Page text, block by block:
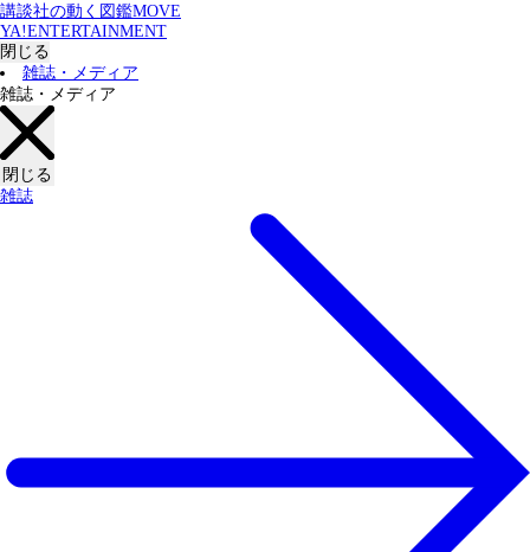
講談社の動く図鑑MOVE
YA!ENTERTAINMENT
閉じる
雑誌・メディア
雑誌・メディア
閉じる
雑誌